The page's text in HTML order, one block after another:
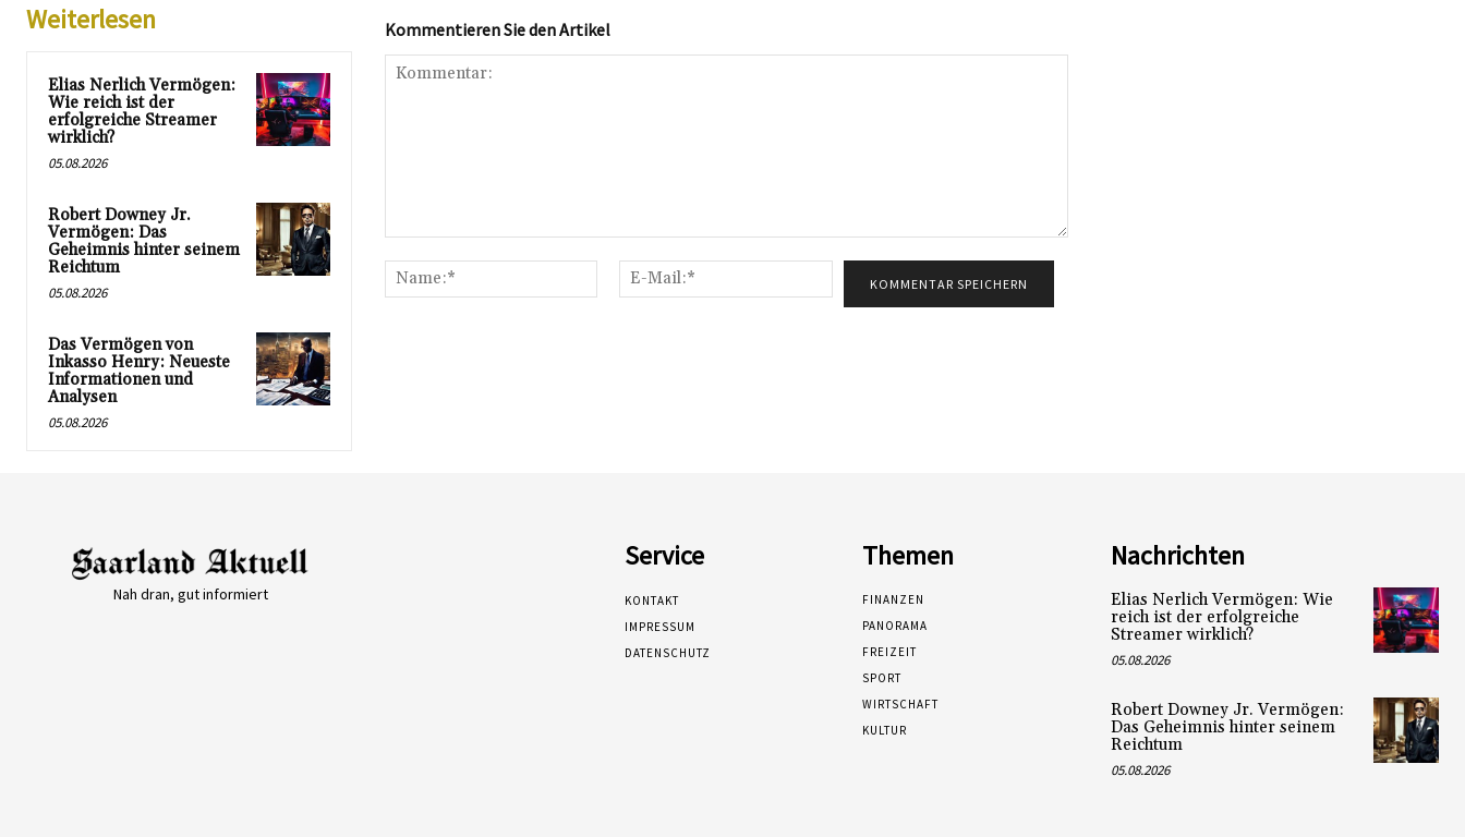
Weiterlesen
Elias Nerlich Vermögen:
Wie reich ist der
erfolgreiche Streamer
wirklich?
05.08.2026
Robert Downey Jr.
Vermögen: Das
Geheimnis hinter seinem
Reichtum
05.08.2026
Das Vermögen von
Inkasso Henry: Neueste
Informationen und
Analysen
05.08.2026
Kommentieren Sie den Artikel
Name:*
Mail:*
Nah dran, gut informiert
Service
KONTAKT
IMPRESSUM
DATENSCHUTZ
Themen
FINANZEN
PANORAMA
FREIZEIT
SPORT
WIRTSCHAFT
KULTUR
Nachrichten
Elias Nerlich Vermögen: Wie
reich ist der erfolgreiche
Streamer wirklich?
05.08.2026
Robert Downey Jr. Vermögen:
Das Geheimnis hinter seinem
Reichtum
05.08.2026